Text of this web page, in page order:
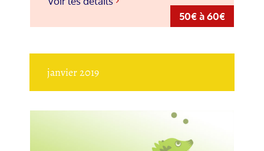
50€ à 60€
janvier 2019